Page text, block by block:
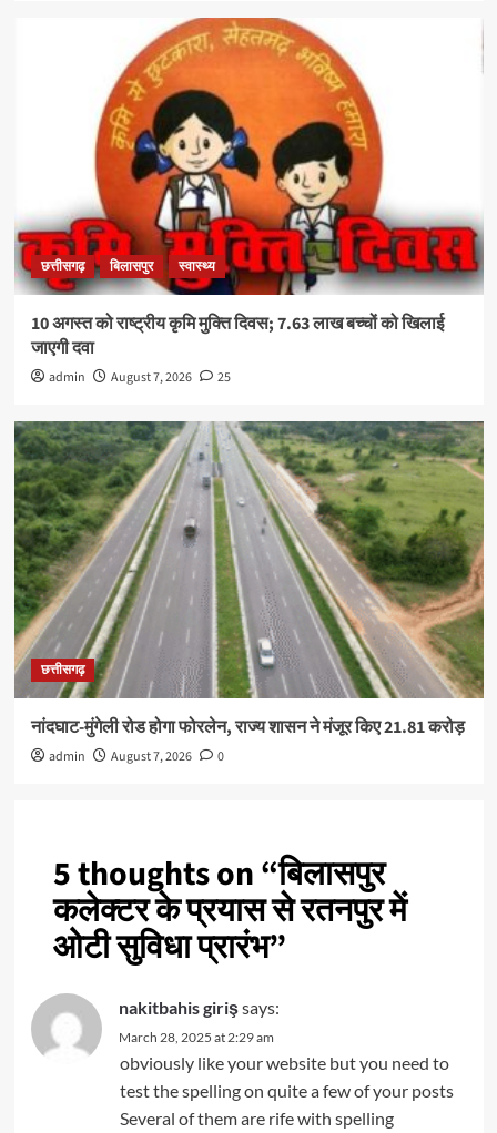
छत्तीसगढ़ बिलासपुर स्वास्थ्य
10 अगस्त को राष्ट्रीय कृमि मुक्ति दिवस; 7.63 लाख बच्चों को खिलाई
जाएगी दवा
admin August 7, 2026 25
छत्तीसगढ़
नांदघाट-मुंगेली रोड होगा फोरलेन, राज्य शासन ने मंजूर किए 21.81 करोड़
admin August 7, 2026 0
5 thoughts on “बिलासपुर
कलेक्टर के प्रयास से रतनपुर में
ओटी सुविधा प्रारंभ”
nakitbahis girişsays:
March 28, 2025 at 2:29 am
obviously like your website but you need to
test the spelling on quite a few of your posts
Several of them are rife with spelling